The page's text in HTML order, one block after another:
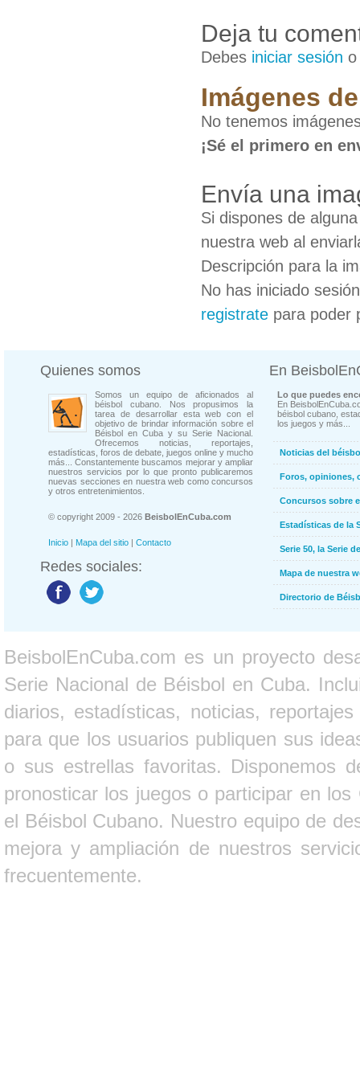
Deja tu
Debes iniciar sesión
Imágenes
No tenemos
¡Sé el primero en
Envía una
Si dispones de
nuestra web al
Descripción para la
No has iniciado
registrate para poder
Quienes somos
Somos un equipo de aficionados al
béisbol cubano. Nos propusimos la
tarea de desarrollar esta web con el
objetivo de brindar información sobre el
Béisbol en Cuba y su Serie Nacional.
Ofrecemos noticias, reportajes,
estadísticas, foros de debate, juegos online y mucho
más... Constantemente buscamos mejorar y ampliar
nuestros servicios por lo que pronto publicaremos
nuevas secciones en nuestra web como concursos
y otros entretenimientos.
© copyright 2009 - 2026 BeisbolEnCuba.com
Inicio | Mapa del sitio | Contacto
Redes sociales:
En
Lo que puedes
En
béisbol cubano,
los juegos y más...
Noticias del
Foros, opiniones,
Concursos sobre
Estadísticas de la
Serie 50, la Serie
Mapa de nuestra
Directorio de
BeisbolEnCuba.com es un proyecto
Serie Nacional de Béisbol en Cuba.
diarios, estadísticas, noticias,
para que los usuarios publiquen sus
o sus estrellas favoritas. Disponemos
pronosticar los juegos o participar en
el Béisbol Cubano. Nuestro equipo de
mejora y ampliación de nuestros
frecuentemente.